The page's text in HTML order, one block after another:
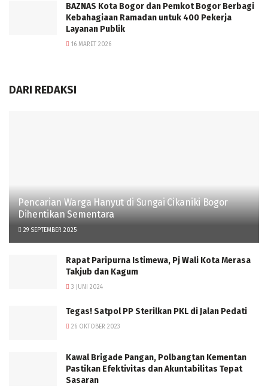
BAZNAS Kota Bogor dan Pemkot Bogor Berbagi
Kebahagiaan Ramadan untuk 400 Pekerja
Layanan Publik
16 MARET 2026
DARI REDAKSI
Pencarian Warga Hanyut di Sungai Cikaniki Bogor
Dihentikan Sementara
29 SEPTEMBER 2025
Rapat Paripurna Istimewa, Pj Wali Kota Merasa
Takjub dan Kagum
3 JUNI 2024
Tegas! Satpol PP Sterilkan PKL di Jalan Pedati
26 OKTOBER 2023
Kawal Brigade Pangan, Polbangtan Kementan
Pastikan Efektivitas dan Akuntabilitas Tepat
Sasaran